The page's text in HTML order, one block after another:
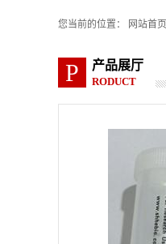
您当前的位置： 网站首页
P 产品展厅
RODUCT